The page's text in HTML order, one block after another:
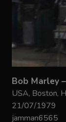
Bob Marley
USA, Boston,
21/07/1979
jamman6565